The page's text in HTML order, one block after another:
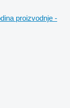
proizvodnje -